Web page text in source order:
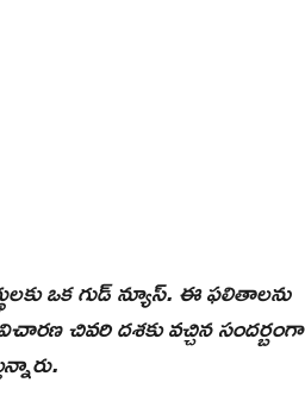
ఒక గుడ్ న్యూస్. ఈ ఫలితాలను
చివరి దశకు వచ్చిన సందర్బంగా